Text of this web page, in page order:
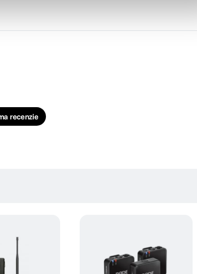
recenzie